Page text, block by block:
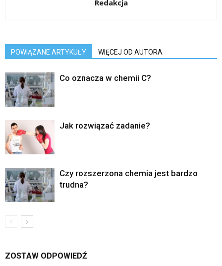
Redakcja
POWIĄZANE ARTYKUŁY WIĘCEJ OD AUTORA
Co oznacza w chemii C?
Jak rozwiązać zadanie?
Czy rozszerzona chemia jest bardzo
trudna?
ZOSTAW ODPOWIEDŹ